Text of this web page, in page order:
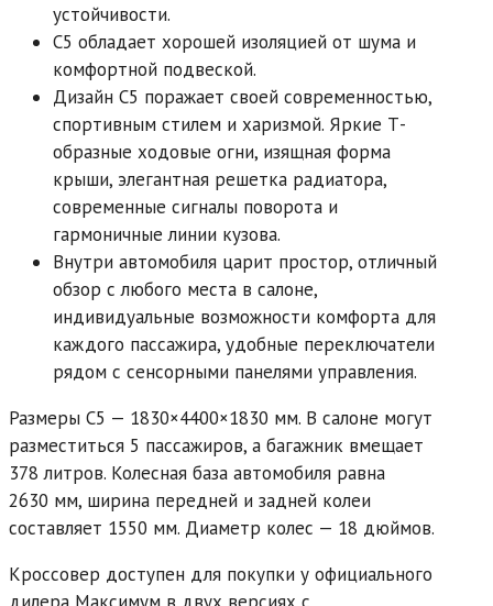
устойчивости.
C5 обладает хорошей изоляцией от шума и
комфортной подвеской.
Дизайн C5 поражает своей современностью,
спортивным стилем и харизмой. Яркие Т-
образные ходовые огни, изящная форма
крыши, элегантная решетка радиатора,
современные сигналы поворота и
гармоничные линии кузова.
Внутри автомобиля царит простор, отличный
обзор с любого места в салоне,
индивидуальные возможности комфорта для
каждого пассажира, удобные переключатели
рядом с сенсорными панелями управления.
Размеры C5 — 1830×4400×1830 мм. В салоне могут
разместиться 5 пассажиров, а багажник вмещает
378 литров. Колесная база автомобиля равна
2630 мм, ширина передней и задней колеи
составляет 1550 мм. Диаметр колес — 18 дюймов.
Кроссовер доступен для покупки у официального